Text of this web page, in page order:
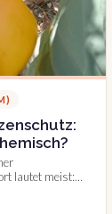
lautet meist: